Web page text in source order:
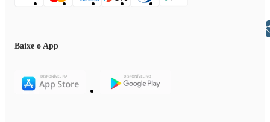
Baixe o App